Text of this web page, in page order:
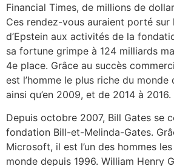
Financial Times, de millions de
Ces rendez-vous auraient porté
d’Epstein aux activités de la
sa fortune grimpe à 124 milliards
4e place. Grâce au succès
est l’homme le plus riche du monde
ainsi qu’en 2009, et de 2014 à 2016.
Depuis octobre 2007, Bill Gates se
fondation Bill-et-Melinda-Gates.
Microsoft, il est l’un des hommes
monde depuis 1996. William Henry